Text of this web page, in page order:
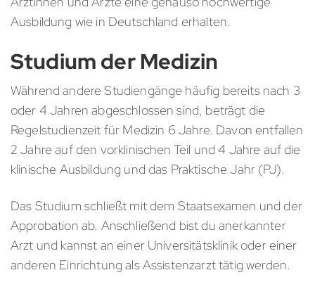
Ausbildung wie in Deutschland erhalten.
Studium der Medizin
Während andere Studiengänge häufig bereits nach 3
oder 4 Jahren abgeschlossen sind, beträgt die
Regelstudienzeit für Medizin 6 Jahre. Davon entfallen
2 Jahre auf den vorklinischen Teil und 4 Jahre auf die
klinische Ausbildung und das Praktische Jahr (PJ).
Das Studium schließt mit dem Staatsexamen und der
Approbation ab. Anschließend bist du anerkannter
Arzt und kannst an einer Universitätsklinik oder einer
anderen Einrichtung als Assistenzarzt tätig werden.